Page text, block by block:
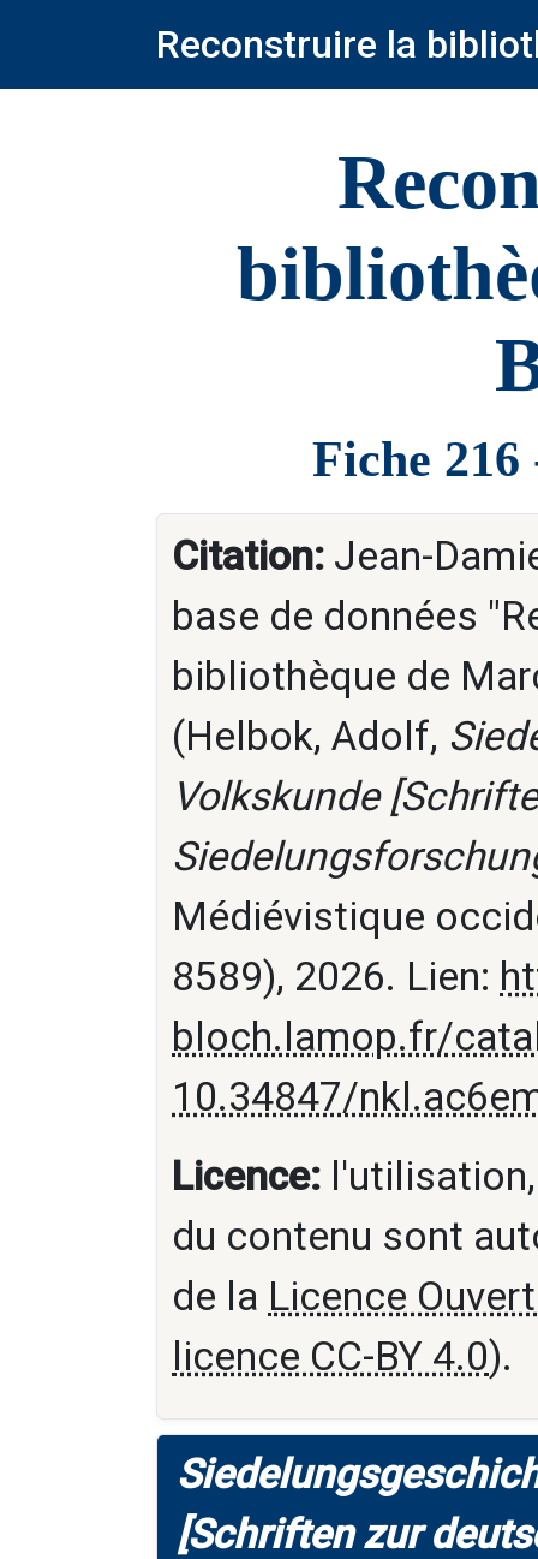
Reconstruire la
Fiche
Citation: Jean-
base de données
bibliothèque de
(Helbok, Adolf,
Volkskunde
Médiévistique
8589), 2026. Lien:
bloch.lamop.fr/
10.34847/
Licence:
du contenu sont
de la Licence
licence CC-BY 4.0).
[Schriften zur